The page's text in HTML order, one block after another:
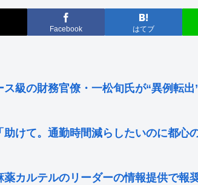
Facebook はてブ
ス級の財務官僚・一松旬氏が“異例転
助けて。通勤時間減らしたいのに都
カルテルのリーダーの情報提供で報